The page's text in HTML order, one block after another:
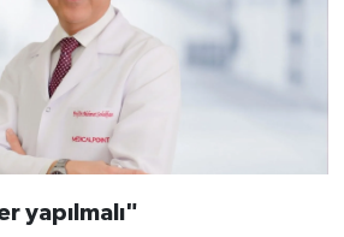
yapılmalı"